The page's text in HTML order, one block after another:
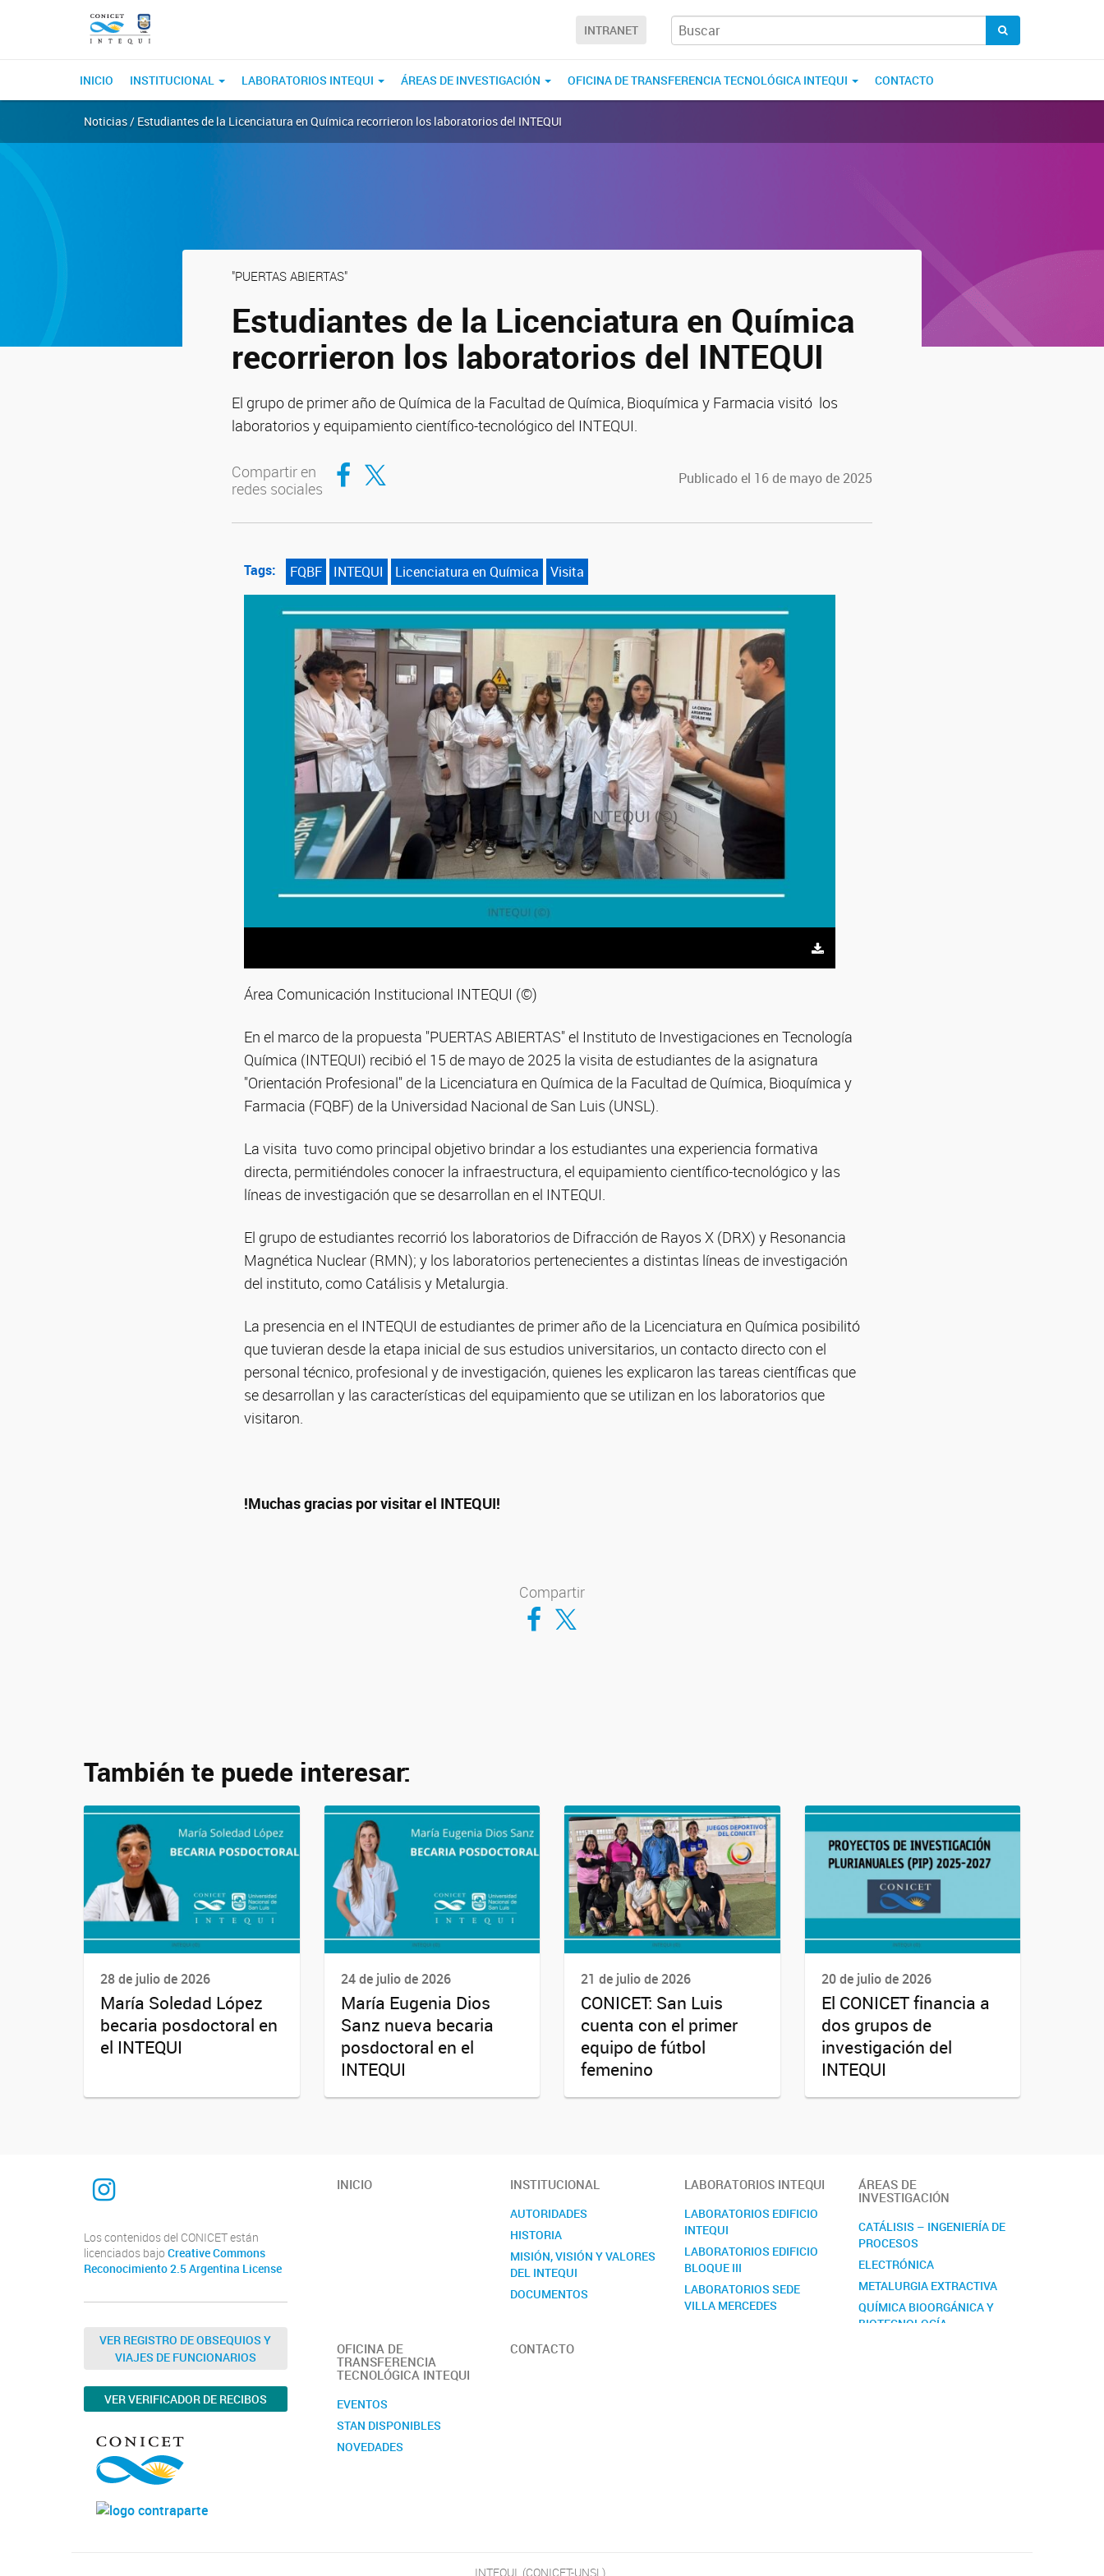
INTRANET
INICIO INSTITUCIONAL LABORATORIOS INTEQUI ÁREAS DE INVESTIGACIÓN OFICINA DE TRANSFERENCIA TECNOLÓGICA INTEQUI CONTACTO
Noticias / Estudiantes de la Licenciatura en Química recorrieron los laboratorios del INTEQUI
"PUERTAS ABIERTAS"
Estudiantes de la Licenciatura en Química
recorrieron los laboratorios del INTEQUI
El grupo de primer año de Química de la Facultad de Química, Bioquímica y Farmacia visitó los
laboratorios y equipamiento científico-tecnológico del INTEQUI.
Compartir en
redes sociales
Compartir en Facebook
Compartir en Twitter Publicado el 16 de mayo de 2025
Tags: FQBF INTEQUI Licenciatura en Química Visita
Área Comunicación Institucional INTEQUI (©)
En el marco de la propuesta "PUERTAS ABIERTAS" el Instituto de Investigaciones en Tecnología
Química (INTEQUI) recibió el 15 de mayo de 2025 la visita de estudiantes de la asignatura
"Orientación Profesional" de la Licenciatura en Química de la Facultad de Química, Bioquímica y
Farmacia (FQBF) de la Universidad Nacional de San Luis (UNSL).
La visita tuvo como principal objetivo brindar a los estudiantes una experiencia formativa
directa, permitiéndoles conocer la infraestructura, el equipamiento científico-tecnológico y las
líneas de investigación que se desarrollan en el INTEQUI.
El grupo de estudiantes recorrió los laboratorios de Difracción de Rayos X (DRX) y Resonancia
Magnética Nuclear (RMN); y los laboratorios pertenecientes a distintas líneas de investigación
del instituto, como Catálisis y Metalurgia.
La presencia en el INTEQUI de estudiantes de primer año de la Licenciatura en Química posibilitó
que tuvieran desde la etapa inicial de sus estudios universitarios, un contacto directo con el
personal técnico, profesional y de investigación, quienes les explicaron las tareas científicas que
se desarrollan y las características del equipamiento que se utilizan en los laboratorios que
visitaron.
!Muchas gracias por visitar el INTEQUI!
Compartir
Compartir en Facebook
Compartir en Twitter
También te puede interesar:
28 de julio de 2026
María Soledad López
becaria posdoctoral en
el INTEQUI
24 de julio de 2026
María Eugenia Dios
Sanz nueva becaria
posdoctoral en el
INTEQUI
21 de julio de 2026
CONICET: San Luis
cuenta con el primer
equipo de fútbol
femenino
20 de julio de 2026
El CONICET financia a
dos grupos de
investigación del
INTEQUI
INTEQUI
Los contenidos del CONICET están
licenciados bajo Creative Commons
Reconocimiento 2.5 Argentina License
VER REGISTRO DE OBSEQUIOS Y
VIAJES DE FUNCIONARIOS
VER VERIFICADOR DE RECIBOS
INICIO INSTITUCIONAL
AUTORIDADES
HISTORIA
MISIÓN, VISIÓN Y VALORES
DEL INTEQUI
DOCUMENTOS
OBJETIVOS
LABORATORIOS INTEQUI
LABORATORIOS EDIFICIO
INTEQUI
LABORATORIOS EDIFICIO
BLOQUE III
LABORATORIOS SEDE
VILLA MERCEDES
ÁREAS DE
INVESTIGACIÓN
CATÁLISIS – INGENIERÍA DE
PROCESOS
ELECTRÓNICA
METALURGIA EXTRACTIVA
QUÍMICA BIOORGÁNICA Y
BIOTECNOLOGÍA
OFICINA DE
TRANSFERENCIA
TECNOLÓGICA INTEQUI
EVENTOS
STAN DISPONIBLES
NOVEDADES
CONTACTO
INTEQUI, (CONICET-UNSL)